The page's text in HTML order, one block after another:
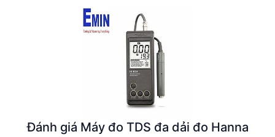
Đánh giá Máy đo TDS đa dải đo Hanna